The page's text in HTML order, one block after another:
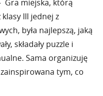
Gra miejska, którą
III jednej z
była najlepszą, jaką
składały puzzle i
Sama organizuję
tym, co